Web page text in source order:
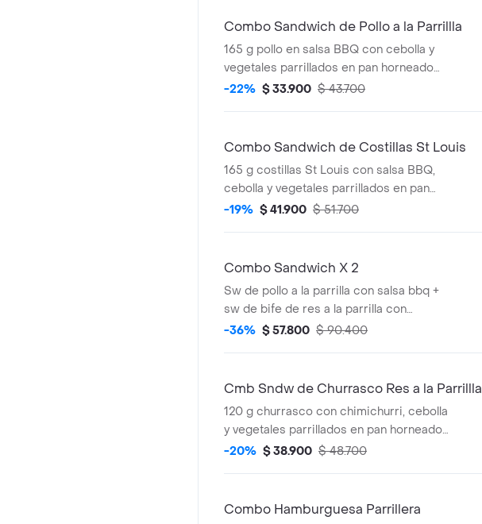
Combo Sandwich de Pollo a la Parrillla
165 g pollo en salsa BBQ con cebolla y
vegetales parrillados en pan horneado
acompañado de una porción de papas y
-22% $ 33.900 $ 43.700
Combo Sandwich de Costillas St Louis
165 g costillas St Louis con salsa BBQ,
cebolla y vegetales parrillados en pan
horneado acompañado de una porción de
-19% $ 41.900 $ 51.700
Combo Sandwich X 2
Sw de pollo a la parrilla con salsa bbq +
sw de bife de res a la parrilla con
chimichurri + 2 porciones de papa casco
-36% $ 57.800 $ 90.400
Cmb Sndw de Churrasco Res a la Parrillla
120 g churrasco con chimichurri, cebolla
y vegetales parrillados en pan horneado
acompañado de una porción de papas y
-20% $ 38.900 $ 48.700
Combo Hamburguesa Parrillera